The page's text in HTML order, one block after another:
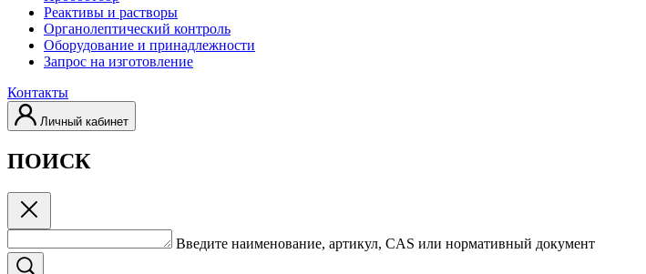
Реактивы и растворы
Органолептический контроль
Оборудование и принадлежности
Запрос на изготовление
Контакты
Личный кабинет
ПОИСК
Введите наименование, артикул, CAS или нормативный документ